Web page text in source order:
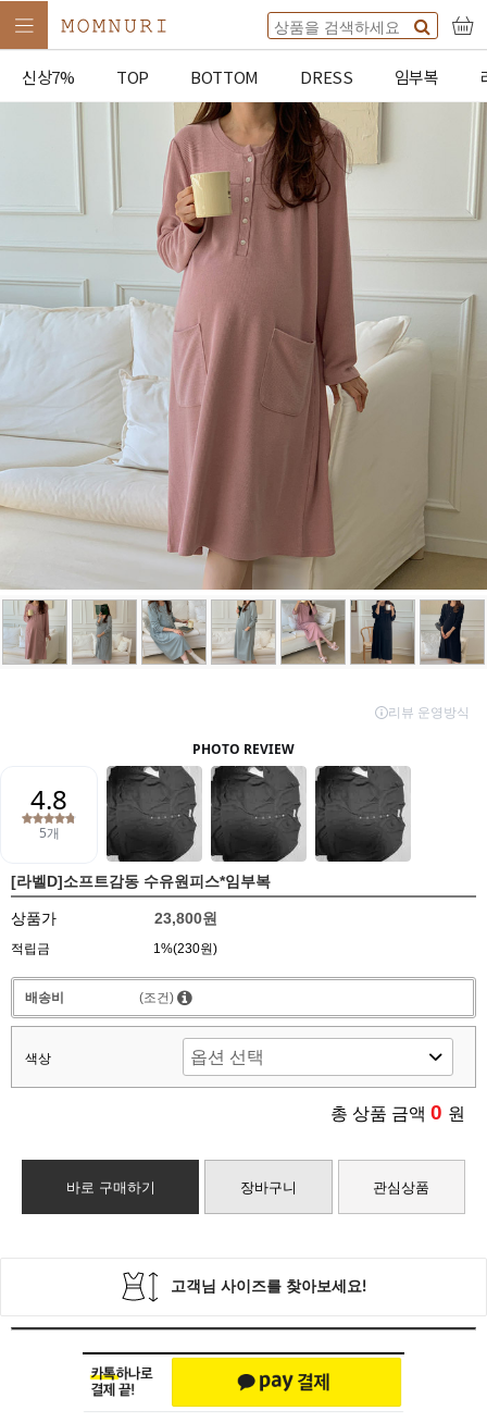
신상7% TOP BOTTOM DRESS 임부복
[라벨D]소프트감동 수유원피스*임부복
상품가 23,800원
적립금 1%(230원)
배송비 (조건)
색상
총 상품 금액 0 원
바로 구매하기 장바구니 관심상품